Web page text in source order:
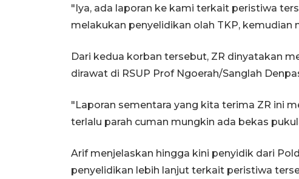
"Iya, ada laporan ke kami terkait peristiwa
melakukan penyelidikan olah TKP, kemudian
Dari kedua korban tersebut, ZR dinyatakan
dirawat di RSUP Prof Ngoerah/Sanglah
"Laporan sementara yang kita terima ZR ini
terlalu parah cuman mungkin ada bekas
Arif menjelaskan hingga kini penyidik dari
penyelidikan lebih lanjut terkait peristiwa